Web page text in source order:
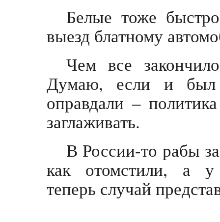
Белые тоже
выезд блатному
Чем все
Думаю, если и был
оправдали –
заглаживать.
В России-то рабы
как отомстили, а у
теперь случай